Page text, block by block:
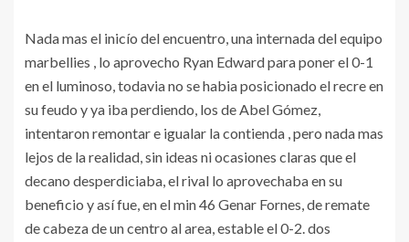
Nada mas el inicío del encuentro, una internada del equipo
marbellies , lo aprovecho Ryan Edward para poner el 0-1
en el luminoso, todavia no se habia posicionado el recre en
su feudo y ya iba perdiendo, los de Abel Gómez,
intentaron remontar e igualar la contienda , pero nada mas
lejos de la realidad, sin ideas ni ocasiones claras que el
decano desperdiciaba, el rival lo aprovechaba en su
beneficio y así fue, en el min 46 Genar Fornes, de remate
de cabeza de un centro al area, estable el 0-2. dos